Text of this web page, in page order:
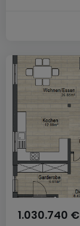
1.030.740 €